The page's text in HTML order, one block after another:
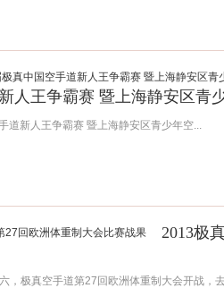
人王争霸赛 暨上海静安区青
道新人王争霸赛 暨上海静安区青少年空...
2013极
，极真空手道第27回欧洲体重制大会开战，